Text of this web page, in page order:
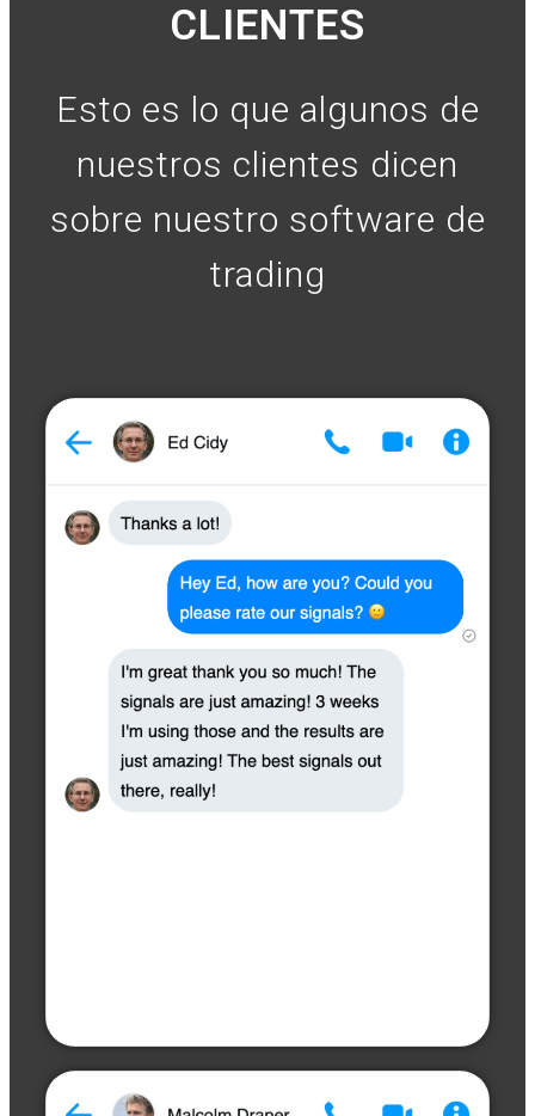
CLIENTES
Esto es lo que algunos de
nuestros clientes dicen
sobre nuestro software de
trading